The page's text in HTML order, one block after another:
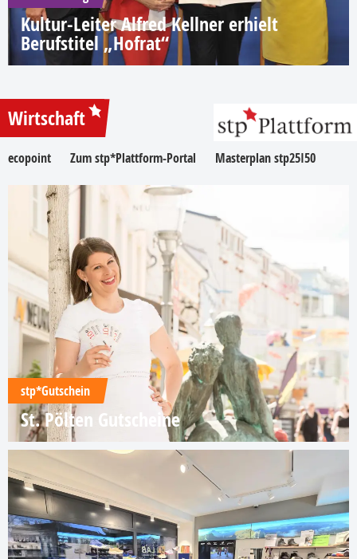
Kultur-Leiter Alfred Kellner erhielt
Berufstitel „Hofrat“
Wirtschaft
ecopoint Zum stp*Plattform-Portal Masterplan stp25I50
stp*Gutschein
St. Pölten Gutscheine